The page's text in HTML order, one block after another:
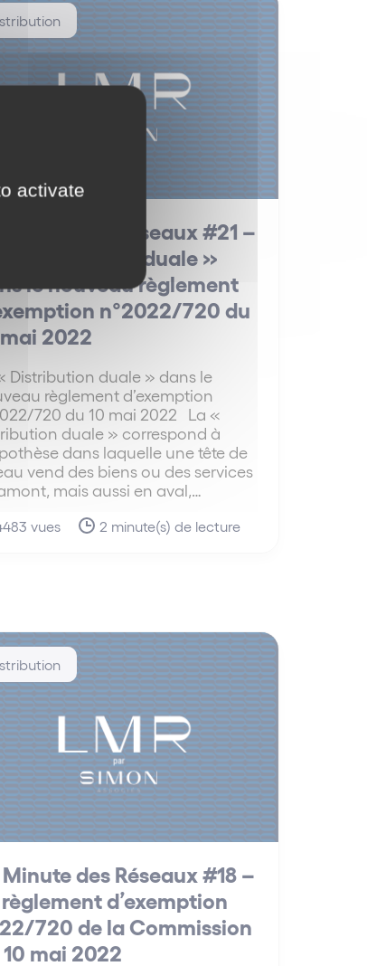
Minute des Réseaux #21 –
« Distribution duale »
le nouveau règlement
n°2022/720 du
2022
Distribution duale » dans le
règlement d’exemption
720 du 10 mai 2022 La «
duale » correspond à
dans laquelle une tête de
vend des biens ou des services
mais aussi en aval,…
vues 2 minute(s) de lecture
des Réseaux #18 –
d’exemption
720 de la Commission
mai 2022
activate